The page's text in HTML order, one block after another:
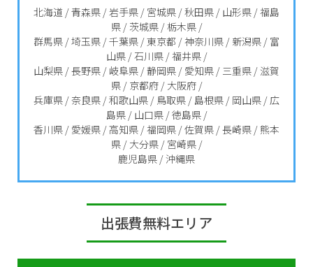
北海道 / 青森県 / 岩手県 / 宮城県 / 秋田県 / 山形県 / 福島
県 / 茨城県 / 栃木県 /
群馬県 / 埼玉県 / 千葉県 / 東京都 / 神奈川県 / 新潟県 / 富
山県 / 石川県 / 福井県 /
山梨県 / 長野県 / 岐阜県 / 静岡県 / 愛知県 / 三重県 / 滋賀
県 / 京都府 / 大阪府 /
兵庫県 / 奈良県 / 和歌山県 / 鳥取県 / 島根県 / 岡山県 / 広
島県 / 山口県 / 徳島県 /
香川県 / 愛媛県 / 高知県 / 福岡県 / 佐賀県 / 長崎県 / 熊本
県 / 大分県 / 宮崎県 /
鹿児島県 / 沖縄県
出張費無料エリア